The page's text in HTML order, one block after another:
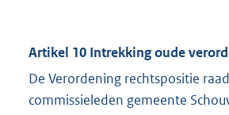
Artikel 10 Intrekking oude
De Verordening rechtspositie
commissieleden gemeente